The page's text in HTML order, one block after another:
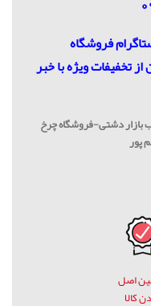
فروشگاه
تخفیفات ویژه با خبر
دشتی-فروشگاه چرخ
پور
اصل
کالا